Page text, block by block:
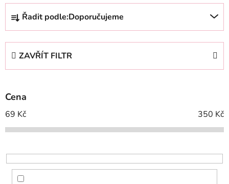
Ř
z
p
r
o
d
k
t
Řadit podle:Doporučujeme
ZAVŘÍT FILTR
Cena
69 Kč 350 Kč